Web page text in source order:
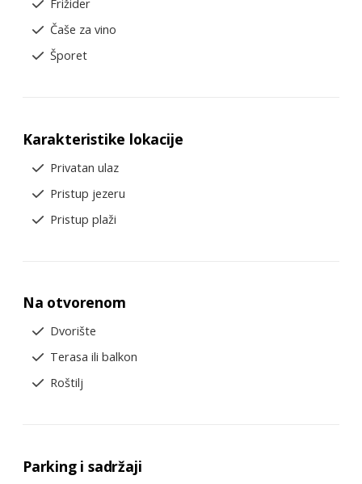
Frižider
Čaše za vino
Šporet
Karakteristike lokacije
Privatan ulaz
Pristup jezeru
Pristup plaži
Na otvorenom
Dvorište
Terasa ili balkon
Roštilj
Parking i sadržaji